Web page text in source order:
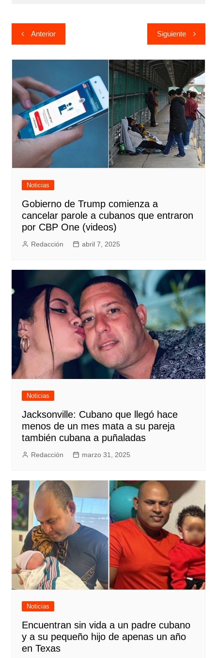
Navegación
de
entradas
Anterior Siguiente
Noticias
Gobierno de Trump comienza a
cancelar parole a cubanos que entraron
por CBP One (videos)
Redacción abril 7, 2025
Noticias
Jacksonville: Cubano que llegó hace
menos de un mes mata a su pareja
también cubana a puñaladas
Redacción marzo 31, 2025
Noticias
Encuentran sin vida a un padre cubano
y a su pequeño hijo de apenas un año
en Texas